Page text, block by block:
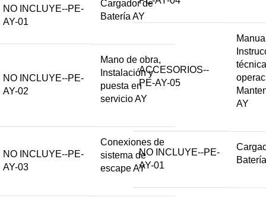
NO INCLUYE--PE-
AY-01
Cargador de
Batería AY
NO INCLUYE--PE-
AY-02
Mano de obra,
Instalación y
puesta en
servicio AY
NO INCLUYE--PE-
AY-03
Conexiones de
sistema de
escape AY
ACCESORIOS--
PE-AY-05
AY
NO INCLUYE--PE-
AY-01